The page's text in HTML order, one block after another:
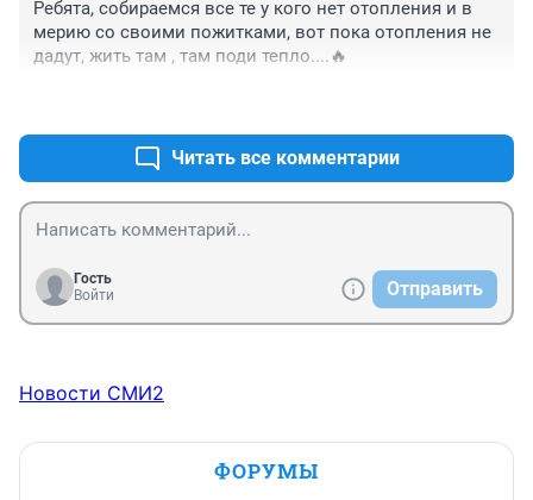
а километры труб под землей, новых!!!!!!!!!Ну ведь
есть же инженеры, проектировщики, ауууу? Где все?
Ребята, собираемся все те у кого нет отопления и в
мерию со своими пожитками, вот пока отопления не
дадут, жить там , там поди тепло....🔥
Читать все комментарии
Гость
Войти
Отправить
Новости СМИ2
ФОРУМЫ